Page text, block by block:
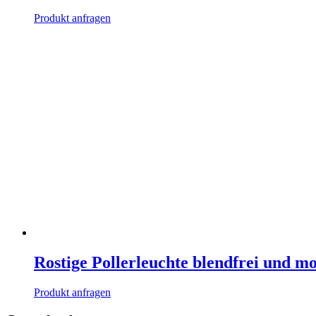
Produkt anfragen
Rostige Pollerleuchte blendfrei und
Produkt anfragen